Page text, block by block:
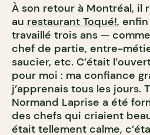
À son retour à Montréal, il
au restaurant Toqué!, enfin
travaillé trois ans —
chef de partie, entre-
saucier, etc. C’était
pour moi : ma confiance
j’apprenais tous les jours.
Normand Laprise a été
des chefs qui criaient
était tellement calme,